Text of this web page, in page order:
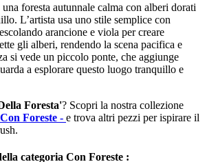
foresta autunnale calma con alberi dorati
L’artista usa uno stile semplice con
arancione e viola per creare
gli alberi, rendendo la scena pacifica e
si vede un piccolo ponte, che aggiunge
a esplorare questo luogo tranquillo e
Foresta'? Scopri la nostra collezione
Foreste - e trova altri pezzi per ispirare il
categoria Con Foreste :